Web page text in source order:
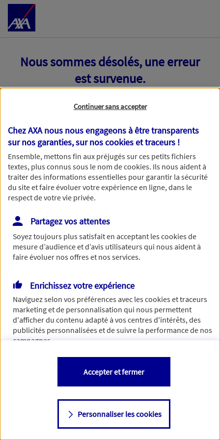
Accéder au Contenu
Nous sommes désolés, une erreur
est survenue.
Toutes nos excuses, une erreur technique nous empêche
de traiter votre demande. N'hésitez pas à rafraichir ce
formulaire dans quelques minutes.
Si besoin, vous pouvez nous joindre via notre page de
contact.
> Nous contacter
Continuer sans accepter
Chez AXA nous nous engageons à être transparents
sur nos garanties, sur noscookies et traceurs !
Ensemble, mettons fin aux préjugés sur ces petits fichiers
textes, plus connus sous le nom decookies. Ils nous aident à
traiter des informations essentielles pour garantir la sécurité
du site et faire évoluer votre expérience en ligne, dans le
respect de votre vie privée.
Partagez vos attentes
Soyez toujours plus satisfait en acceptant lescookiesde
mesure d’audience et d’avis utilisateurs qui nous aident à
faire évoluer nos offres et nos services.
Enrichissez votre expérience
Naviguez selon vos préférences avec lescookies et traceurs
marketing et de personnalisation qui nous permettent
d'afficher du contenu adapté à vos centres d'intérêts, des
publicités personnalisées et de suivre la performance de nos
campagnes.
Vous êtes libre de les accepter, de les refuser comme de
changer d'avis à tout moment en allant sur
Consulter notre politique decookies
Personnaliser les cookies
Accepter et fermer